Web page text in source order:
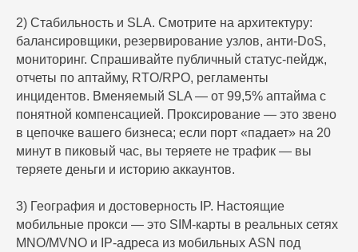
2) Стабильность и SLA. Смотрите на архитектуру:
балансировщики, резервирование узлов, анти‑DoS,
мониторинг. Спрашивайте публичный статус‑пейдж,
отчеты по аптайму, RTO/RPO, регламенты
инцидентов. Вменяемый SLA — от 99,5% аптайма с
понятной компенсацией. Проксирование — это звено
в цепочке вашего бизнеса; если порт «падает» на 20
минут в пиковый час, вы теряете не трафик — вы
теряете деньги и историю аккаунтов.
3) География и достоверность IP. Настоящие
мобильные прокси — это SIM-карты в реальных сетях
MNO/MVNO и IP-адреса из мобильных ASN под